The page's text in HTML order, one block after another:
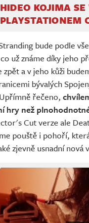
HIDEO KOJIMA
PLAYSTATIONEM
bude podle
už známe díky jeho
a v jeho kůži
bývalých
řečeno,
hry než
Cut verze ale
pouště i pohoří,
zjevně usnadní nová